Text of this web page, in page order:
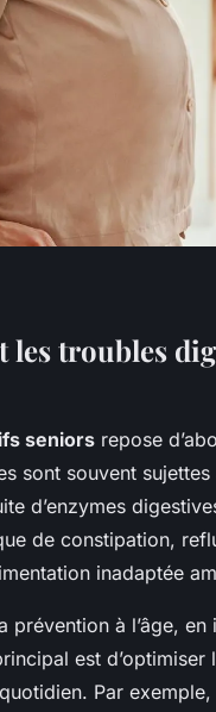
troubles
seniors repose
sont souvent
d’enzymes
de constipation,
inadaptée
prévention à l’âge,
est
Par